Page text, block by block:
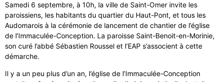
Samedi 6 septembre, à 10h, la ville de Saint-Omer invite les
paroissiens, les habitants du quartier du Haut-Pont, et tous les
Audomarois à la cérémonie de lancement de chantier de l’église
de l’Immaculée-Conception. La paroisse Saint-Benoit-en-Morinie,
son curé l’abbé Sébastien Roussel et l’EAP s’associent à cette
démarche.
Il y a un peu plus d’un an, l’église de l’Immaculée-Conception